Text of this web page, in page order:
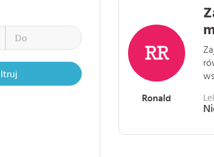
Ronald